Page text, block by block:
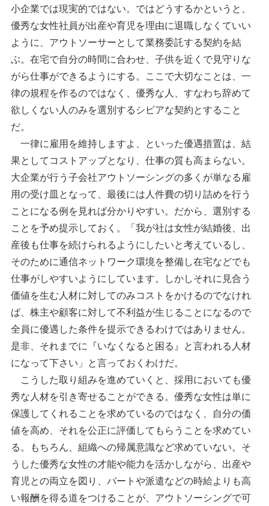
小企業では現実的ではない。ではどうするかというと、
優秀な女性社員が出産や育児を理由に退職しなくていい
ように、アウトソーサーとして業務委託する契約を結
ぶ。在宅で自分の時間に合わせ、子供を近くで見守りな
がら仕事ができるようにする。ここで大切なことは、一
律の規程を作るのではなく、優秀な人、すなわち辞めて
欲しくない人のみを選別するシビアな契約とすること
だ。
一律に雇用を維持しますよ、といった優遇措置は、結
果としてコストアップとなり、仕事の質も高まらない。
大企業が行う子会社アウトソーシングの多くが単なる雇
用の受け皿となって、最後には人件費の切り詰めを行う
ことになる例を見れば分かりやすい。だから、選別する
ことを予め提示しておく。「我が社は女性が結婚後、出
産後も仕事を続けられるようにしたいと考えているし、
そのために通信ネットワーク環境を整備し在宅などでも
仕事がしやすいようにしています。しかしそれに見合う
価値を生む人材に対してのみコストをかけるのでなけれ
ば、株主や顧客に対して不利益が生じることになるので
全員に優遇した条件を提示できるわけではありません。
是非、それまでに『いなくなると困る』と言われる人材
になって下さい」と言っておくわけだ。
こうした取り組みを進めていくと、採用においても優
秀な人材を引き寄せることができる。優秀な女性は単に
保護してくれることを求めているのではなく、自分の価
値を高め、それを公正に評価してもらうことを求めてい
る。もちろん、組織への帰属意識など求めていない。そ
うした優秀な女性の才能や能力を活かしながら、出産や
育児との両立を図り、パートや派遣などの時給よりも高
い報酬を得る道をつけることが、アウトソーシングで可